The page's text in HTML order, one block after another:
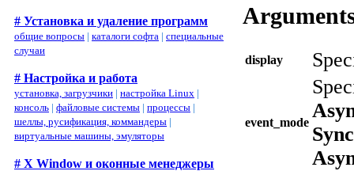
# Установка и удаление программ
общие вопросы | каталоги софта | специальные
случаи
# Настройка и работа
установка, загрузчики | настройка Linux |
консоль | файловые системы | процессы |
шеллы, русификация, коммандеры |
виртуальные машины, эмуляторы
# X Window и оконные менеджеры
display
event_mode